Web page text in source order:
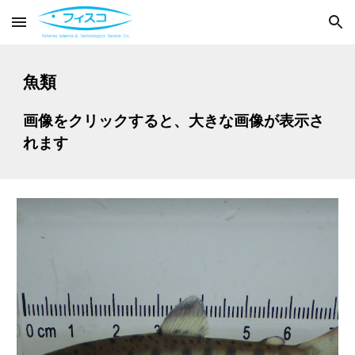
Skip to main content Skip to navigation
魚類
画像をクリックすると、大きな画像が表示さ
れます